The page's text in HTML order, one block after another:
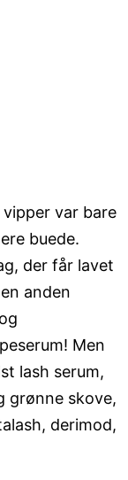
var bare
buede.
der får lavet
anden
Men
lash serum,
grønne skove,
derimod,